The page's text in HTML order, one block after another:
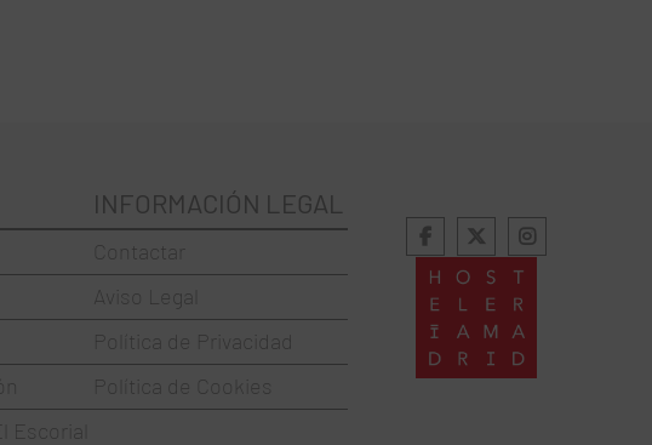
Escorial
INFORMACIÓN LEGAL
Contactar
Aviso Legal
Política de Privacidad
Política de Cookies